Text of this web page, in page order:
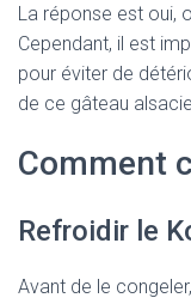
La réponse est oui,
Cependant, il est
pour éviter de
de ce gâteau
Comment
Refroidir le
Avant de le